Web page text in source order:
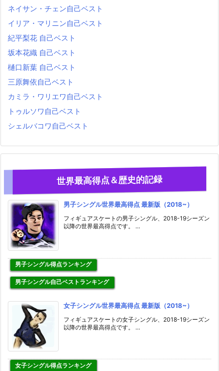
ネイサン・チェン自己ベスト
イリア・マリニン自己ベスト
紀平梨花 自己ベスト
坂本花織 自己ベスト
樋口新葉 自己ベスト
三原舞依自己ベスト
カミラ・ワリエワ自己ベスト
トゥルソワ自己ベスト
シェルバコワ自己ベスト
世界最高得点＆歴史的記録
男子シングル世界最高得点 最新版（2018~）
フィギュアスケートの男子シングル、2018-19シーズン
以降の世界最高得点です。 …
男子シングル得点ランキング
男子シングル自己ベストランキング
女子シングル世界最高得点 最新版（2018~）
フィギュアスケートの女子シングル、2018-19シーズン
以降の世界最高得点です。 …
女子シングル得点ランキング